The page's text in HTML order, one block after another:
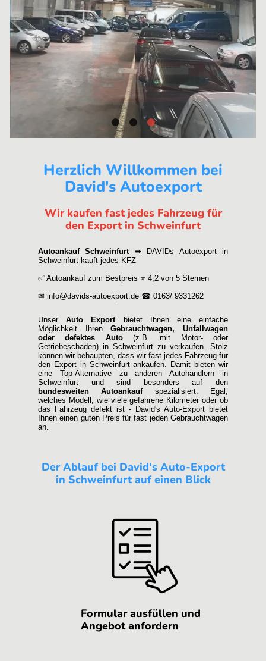
Herzlich Willkommen bei
David's Autoexport
Wir kaufen fast jedes Fahrzeug für
den Export in Schweinfurt
Autoankauf Schweinfurt➡ DAVIDs Autoexport in
Schweinfurt kauft jedes KFZ
✅ Autoankauf zum Bestpreis ⭐ 4,2 von 5 Sternen
✉ info@davids-autoexport.de ☎ 0163/ 9331262
UnserAuto Exportbietet Ihnen eine einfache
Möglichkeit IhrenGebrauchtwagen, Unfallwagen
oder defektes Auto(z.B. mit Motor- oder
Getriebeschaden) in Schweinfurt zu verkaufen. Stolz
können wir behaupten, dass wir fast jedes Fahrzeug für
den Export in Schweinfurt ankaufen. Damit bieten wir
eine Top-Alternative zu anderen Autohändlern in
Schweinfurt und sind besonders auf den
bundesweiten Autoankaufspezialisiert. Egal,
welches Modell, wie viele gefahrene Kilometer oder ob
das Fahrzeug defekt ist - David's Auto-Export bietet
Ihnen einen guten Preis für fast jeden Gebrauchtwagen
an.
Der Ablauf bei David's Auto-Export
in Schweinfurt auf einen Blick
Formular ausfüllen und
Angebot anfordern